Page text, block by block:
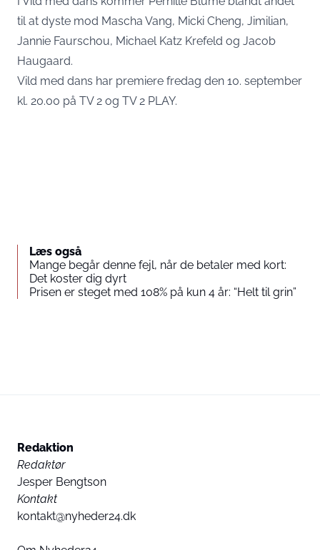
til at dyste mod Mascha Vang, Micki Cheng, Jimilian,
Jannie Faurschou, Michael Katz Krefeld og Jacob
Haugaard.
Vild med dans har premiere fredag den 10. september
kl. 20.00 på TV 2 og TV 2 PLAY.
Læs også
Mange begår denne fejl, når de betaler med kort:
Det koster dig dyrt
Prisen er steget med 108% på kun 4 år: “Helt til grin”
Redaktion
Redaktør
Jesper Bengtson
Kontakt
kontakt@nyheder24.dk